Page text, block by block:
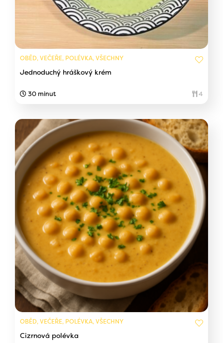
OBĚD, VEČEŘE, POLÉVKA, VŠECHNY
Jednoduchý hráškový krém
30 minut 4
OBĚD, VEČEŘE, POLÉVKA, VŠECHNY
Cizrnová polévka